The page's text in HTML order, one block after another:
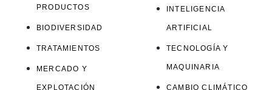
PRODUCTOS
BIODIVERSIDAD
TRATAMIENTOS
MERCADO Y
EXPLOTACIÓN
INTELIGENCIA
ARTIFICIAL
TECNOLOGÍA Y
MAQUINARIA
CAMBIO CLIMÁTICO